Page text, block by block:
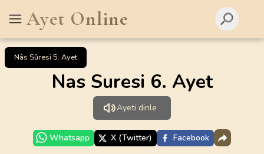
Ayet Online
Nâs Sûresi 5. Ayet
Nas Suresi 6. Ayet
Ayeti dinle
Whatsapp X (Twitter) Facebook